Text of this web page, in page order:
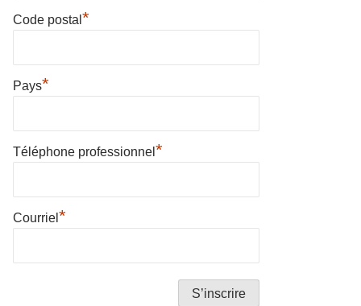
Code postal *
Pays*
Téléphone professionnel *
Courriel *